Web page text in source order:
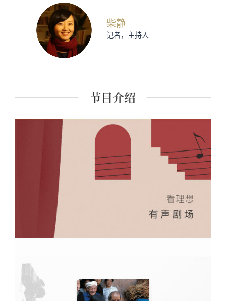
柴静
记者，主持人